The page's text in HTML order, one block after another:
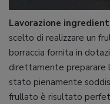
Lavorazione
scelto di realizzare un
borraccia fornita in
direttamente preparare
stato pienamente
frullato è risultato